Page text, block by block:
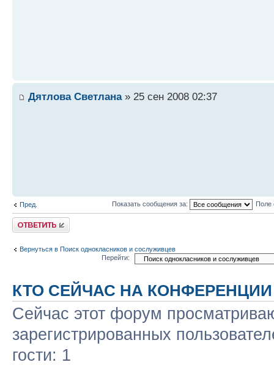
Дятлова Светлана» 25 сен 2008 02:37
Пред. Показать сообщения за: Поле
Ответить
Вернуться в Поиск однокласников и сослуживцев
Перейти:
КТО СЕЙЧАС НА КОНФЕРЕНЦИИ
Сейчас этот форум
зарегистрированных
гости: 1